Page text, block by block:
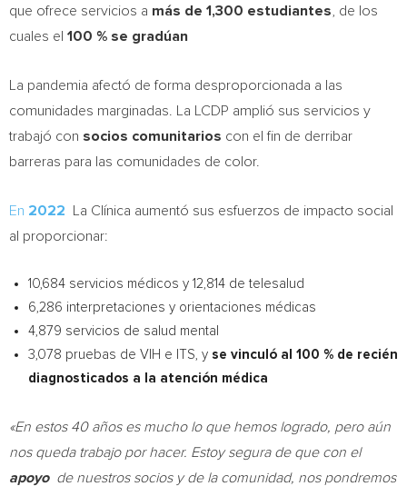
que ofrece servicios a más de 1,300 estudiantes , de los
cuales el 100 % se gradúan
La pandemia afectó de forma desproporcionada a las
comunidades marginadas. La LCDP amplió sus servicios y
trabajó con socios comunitarios con el fin de derribar
barreras para las comunidades de color.
En 2022 La Clínica aumentó sus esfuerzos de impacto social
al proporcionar:
10,684 servicios médicos y 12,814 de telesalud
6,286 interpretaciones y orientaciones médicas
4,879 servicios de salud mental
3,078 pruebas de VIH e ITS, y se vinculó al 100 % de recién
diagnosticados a la atención médica
«En estos 40 años es mucho lo que hemos logrado, pero aún
nos queda trabajo por hacer. Estoy segura de que con el
apoyode nuestros socios y de la comunidad, nos pondremos